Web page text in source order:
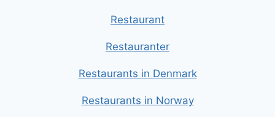
Restaurant
Restauranter
Restaurants in Denmark
Restaurants in Norway